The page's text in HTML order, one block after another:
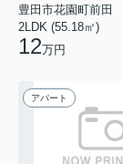
豊田市花園町前田
2LDK (55.18㎡)
12万円
アパート